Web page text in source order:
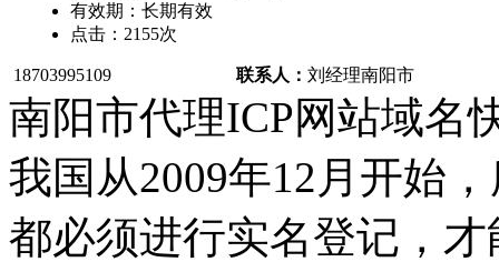
有效期： 长期有效
点击： 2155次
18703995109 联系人： 刘经理南阳市
南阳市代理ICP网站域名
我国从2009年12月开始
都必须进行实名登记，